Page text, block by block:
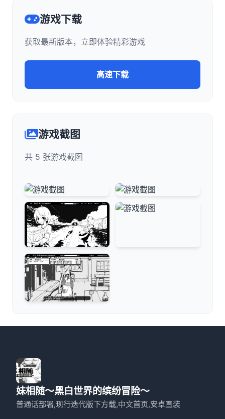
游戏下载
获取最新版本，立即体验精彩游戏
高速下载
游戏截图
共 5 张游戏截图
妹相随～黑白世界的缤纷冒险～
普通话部署,现行迭代版下方载,中文首页,安卓直装